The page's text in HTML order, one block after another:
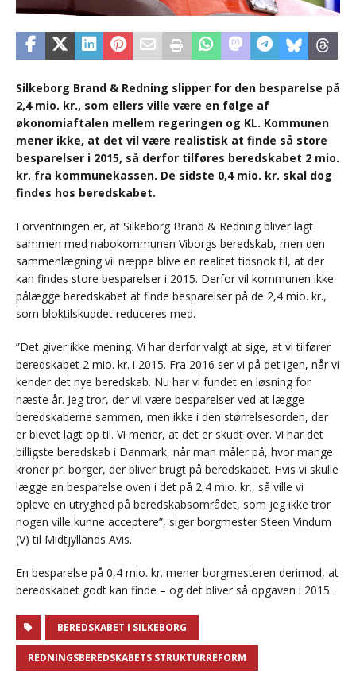
Silkeborg Brand & Redning slipper for den besparelse på
2,4 mio. kr., som ellers ville være en følge af
økonomiaftalen mellem regeringen og KL. Kommunen
mener ikke, at det vil være realistisk at finde så store
besparelser i 2015, så derfor tilføres beredskabet 2 mio.
kr. fra kommunekassen. De sidste 0,4 mio. kr. skal dog
findes hos beredskabet.
Forventningen er, at Silkeborg Brand & Redning bliver lagt
sammen med nabokommunen Viborgs beredskab, men den
sammenlægning vil næppe blive en realitet tidsnok til, at der
kan findes store besparelser i 2015. Derfor vil kommunen ikke
pålægge beredskabet at finde besparelser på de 2,4 mio. kr.,
som bloktilskuddet reduceres med.
”Det giver ikke mening. Vi har derfor valgt at sige, at vi tilfører
beredskabet 2 mio. kr. i 2015. Fra 2016 ser vi på det igen, når vi
kender det nye beredskab. Nu har vi fundet en løsning for
næste år. Jeg tror, der vil være besparelser ved at lægge
beredskaberne sammen, men ikke i den størrelsesorden, der
er blevet lagt op til. Vi mener, at det er skudt over. Vi har det
billigste beredskab i Danmark, når man måler på, hvor mange
kroner pr. borger, der bliver brugt på beredskabet. Hvis vi skulle
lægge en besparelse oven i det på 2,4 mio. kr., så ville vi
opleve en utryghed på beredskabsområdet, som jeg ikke tror
nogen ville kunne acceptere”, siger borgmester Steen Vindum
(V) til Midtjyllands Avis.
En besparelse på 0,4 mio. kr. mener borgmesteren derimod, at
beredskabet godt kan finde – og det bliver så opgaven i 2015.
BEREDSKABET I SILKEBORG
REDNINGSBEREDSKABETS STRUKTURREFORM